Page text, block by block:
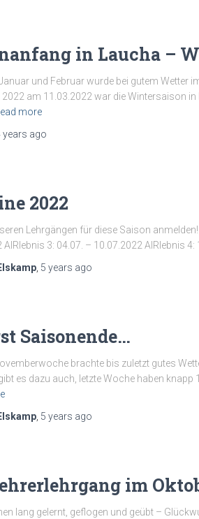
in Laucha –
und Februar wurde bei gutem Wetter
2022 am 11.03.2022 war die Wintersaison
more
years ago
2022
Lehrgängen für diese Saison
AIRlebnis 3: 04.07. – 10.07.2022 AIRlebnis
, 5 years ago
Saisonende…
brachte bis zuletzt gutes
es dazu auch, letzte Woche haben
, 5 years ago
im
lang gelernt, geflogen und geübt –